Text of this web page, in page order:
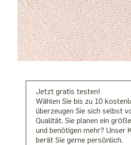
Jetzt gratis testen!
Wählen Sie bis zu 10
überzeugen Sie sich selbst
Qualität. Sie planen ein
und benötigen mehr? Unser
berät Sie gerne persönlich.